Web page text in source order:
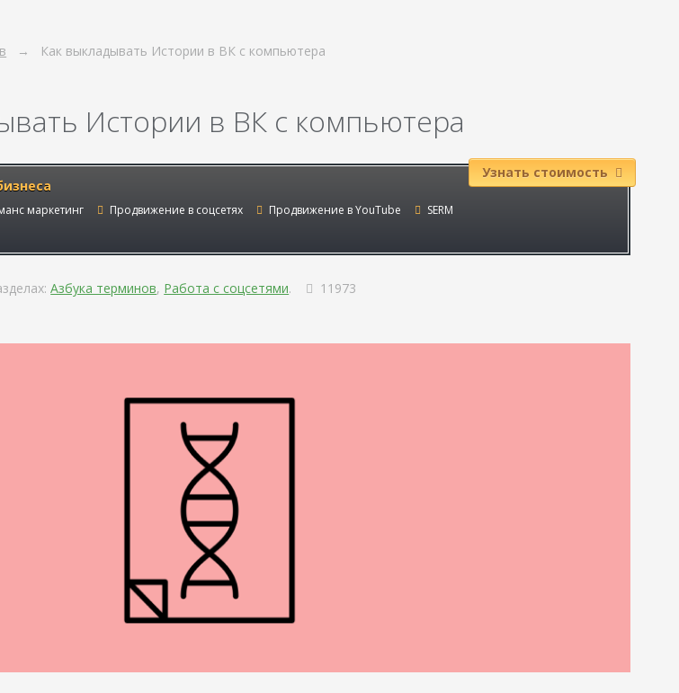
Как выкладывать Истории в ВК с компьютера
Истории в ВК с компьютера
маркетинг Продвижение в соцсетях Продвижение в YouTube
SERM
Узнать стоимость
Азбука терминов, Работа с соцсетями. 11973